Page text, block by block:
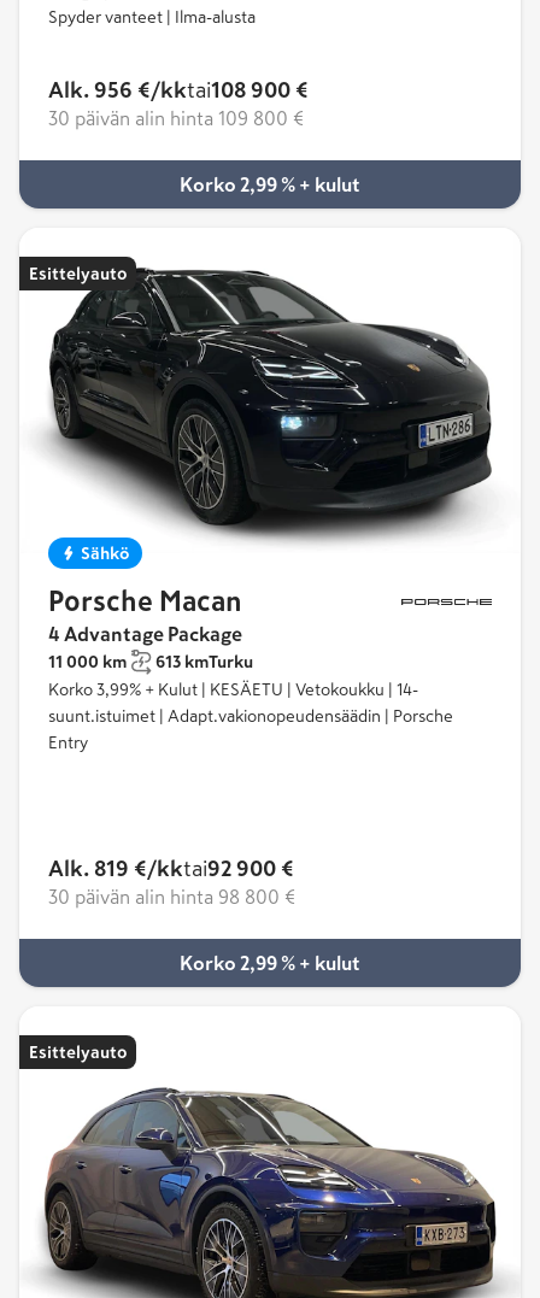
Spyder vanteet | Ilma-alusta
Alk. 956 €/kktai108 900 €
30 päivän alin hinta 109 800 €
Korko 2,99 % + kulut
Esittelyauto
Sähkö
Porsche Macan
4 Advantage Package
11 000 km 613 kmTurku
Korko 3,99% + Kulut | KESÄETU | Vetokoukku | 14-
suunt.istuimet | Adapt.vakionopeudensäädin | Porsche
Entry
Alk. 819 €/kktai92 900 €
30 päivän alin hinta 98 800 €
Korko 2,99 % + kulut
Esittelyauto